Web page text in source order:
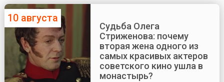
10 августа
Судьба Олега
Стриженова: почему
вторая жена одного из
самых красивых актеров
советского кино ушла в
монастырь?